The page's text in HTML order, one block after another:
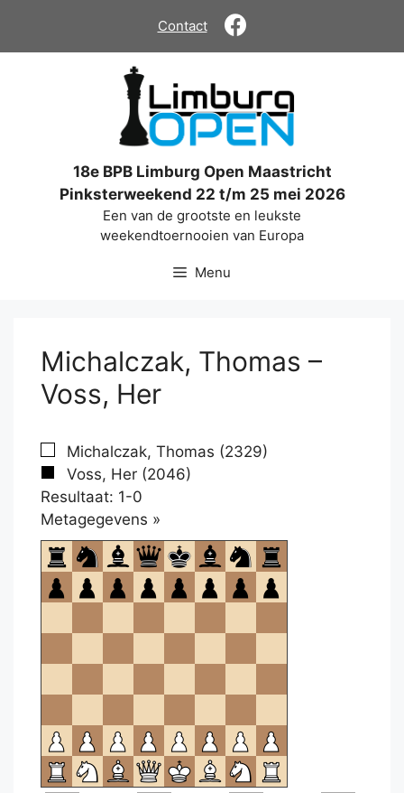
de
Contact
18e BPB Limburg Open Maastricht
Pinksterweekend 22 t/m 25 mei 2026
Een van de grootste en leukste
weekendtoernooien van Europa
Menu
Michalczak, Thomas –
Voss, Her
Michalczak, Thomas (2329)
Voss, Her (2046)
Resultaat: 1-0
Metagegevens »
om
te
openen.